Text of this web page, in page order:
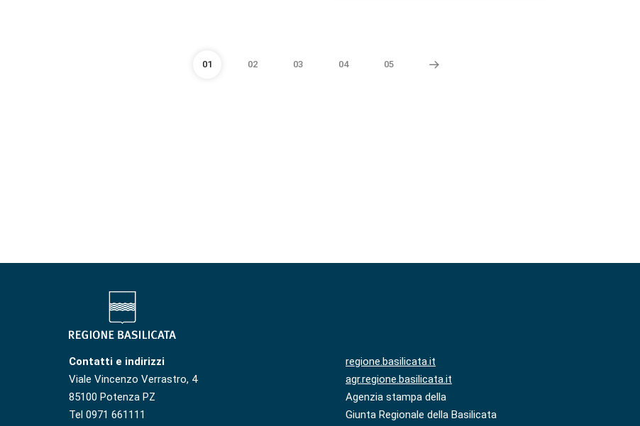
01 02 03 04 05
Contatti e indirizzi
Viale Vincenzo Verrastro, 4
85100 Potenza PZ
Tel 0971 661111
regione.basilicata.it
agr.regione.basilicata.it
Agenzia stampa della
Giunta Regionale della Basilicata